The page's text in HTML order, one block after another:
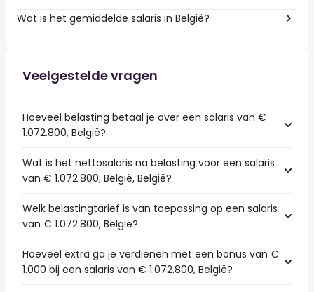
Wat is het gemiddelde salaris in België?
Veelgestelde vragen
Hoeveel belasting betaal je over een salaris van €
1.072.800, België?
Wat is het nettosalaris na belasting voor een salaris
van € 1.072.800, België, België?
Welk belastingtarief is van toepassing op een salaris
van € 1.072.800, België?
Hoeveel extra ga je verdienen met een bonus van €
1.000 bij een salaris van € 1.072.800, België?